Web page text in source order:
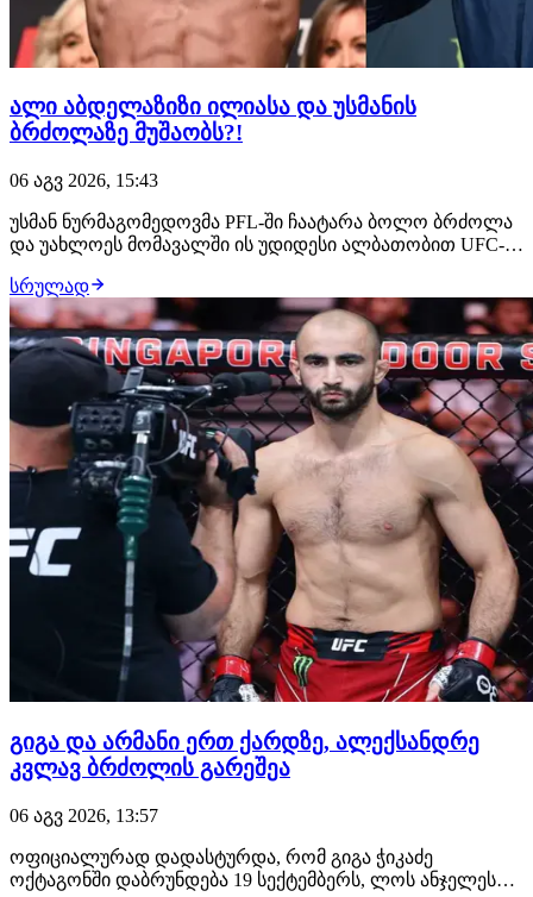
ალი აბდელაზიზი ილიასა და უსმანის
ბრძოლაზე მუშაობს?!
06 აგვ 2026, 15:43
უსმან ნურმაგომედოვმა PFL-ში ჩაატარა ბოლო ბრძოლა
და უახლოეს მომავალში ის უდიდესი ალბათობით UFC-ის
ჩემპიონის მენეჯერი, ალი აბდელაზიზი, რომელსაც სურს,
რომ მისმა კლიენტმა მსოფლიოს მთავარ პრომოუშენში
სადებიუტო ჩხუბი ილია თოფურიასთან გამართოს.…
სრულად
გიგა და არმანი ერთ ქარდზე, ალექსანდრე
კვლავ ბრძოლის გარეშეა
06 აგვ 2026, 13:57
ოფიციალურად დადასტურდა, რომ გიგა ჭიკაძე
ოქტაგონში დაბრუნდება 19 სექტემბერს, ლოს ანჯელესში